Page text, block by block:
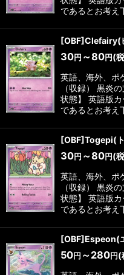
であるとお考え
[OBF]Clefairy(
30円 ～80円 (
英語、海外、ポ
（収録） 黒炎
状態】 英語版
であるとお考え
[OBF]Togepi(
30円 ～80円 (
英語、海外、ポ
（収録） 黒炎
状態】 英語版
であるとお考え
[OBF]Espeon(
50円 ～280円 (